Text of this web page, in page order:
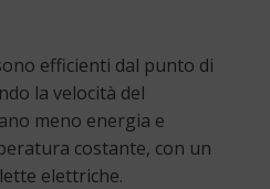
efficienti dal punto di
la velocità del
meno energia e
costante, con un
elettriche.